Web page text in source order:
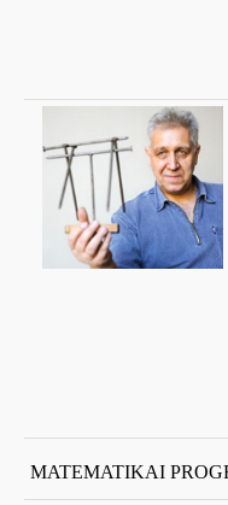
MATEMATIKAI